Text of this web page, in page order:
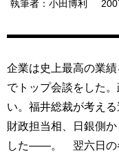
執筆者：小田博利
企業は史上最高の業
でトップ会談をした
い。福井総裁が考え
財政担当相、日銀側
した――。 翌六日の各